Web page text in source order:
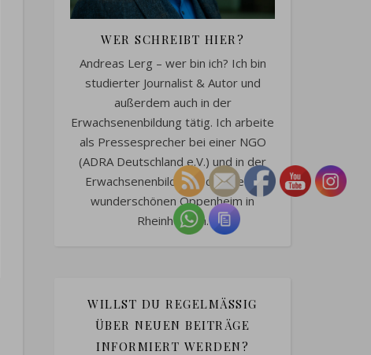
WER SCHREIBT HIER?
Andreas Lerg – wer bin ich? Ich bin
studierter Journalist & Autor und
außerdem auch in der
Erwachsenenbildung tätig. Ich arbeite
als Pressesprecher bei einer NGO
(ADRA Deutschland e.V.) und in der
Erwachsenenbildung. Ich lebe im
wunderschönen Oppenheim in
Rheinhessen.
WILLST DU REGELMÄSSIG Ü
BER NEUEN BEITRÄGE I
NFORMIERT WERDEN?